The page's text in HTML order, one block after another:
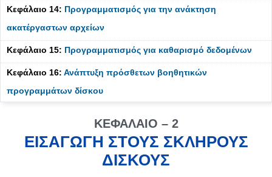
Κεφάλαιο 14: Προγραμματισμός για την ανάκτηση
ακατέργαστων αρχείων
Κεφάλαιο 15: Προγραμματισμός για καθαρισμό δεδομένων
Κεφάλαιο 16: Ανάπτυξη πρόσθετων βοηθητικών
προγραμμάτων δίσκου
ΚΕΦΆΛΑΙΟ – 2
ΕΙΣΑΓΩΓΉ ΣΤΟΥΣ ΣΚΛΗΡΟΎΣ
ΔΊΣΚΟΥΣ